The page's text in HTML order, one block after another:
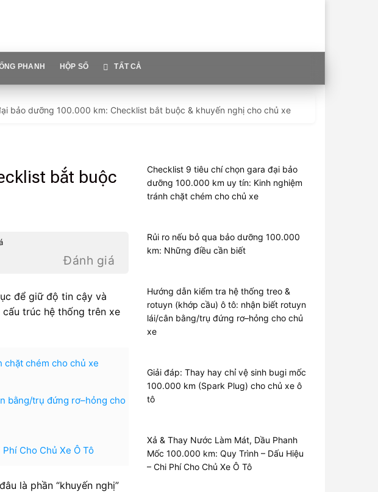
PHANH HỘP SỐ TẤT CẢ
bảo dưỡng 100.000 km: Checklist bắt buộc & khuyến nghị cho chủ xe
bắt buộc
Đánh giá
để giữ độ tin cậy và
trúc hệ thống trên xe
chặt chém cho chủ xe
bằng/trụ đứng rơ–hỏng cho
Cho Chủ Xe Ô Tô
là phần “khuyến nghị”
Checklist 9 tiêu chí chọn gara đại bảo
dưỡng 100.000 km uy tín: Kinh nghiệm
tránh chặt chém cho chủ xe
Rủi ro nếu bỏ qua bảo dưỡng 100.000
km: Những điều cần biết
Hướng dẫn kiểm tra hệ thống treo &
rotuyn (khớp cầu) ô tô: nhận biết rotuyn
lái/cân bằng/trụ đứng rơ–hỏng cho chủ
xe
Giải đáp: Thay hay chỉ vệ sinh bugi mốc
100.000 km (Spark Plug) cho chủ xe ô
tô
Xả & Thay Nước Làm Mát, Dầu Phanh
Mốc 100.000 km: Quy Trình – Dấu Hiệu
– Chi Phí Cho Chủ Xe Ô Tô